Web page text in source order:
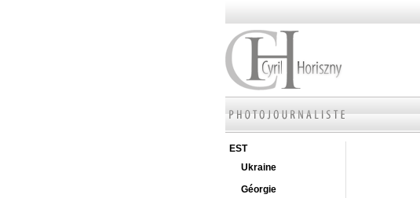
EST
Ukraine
Géorgie